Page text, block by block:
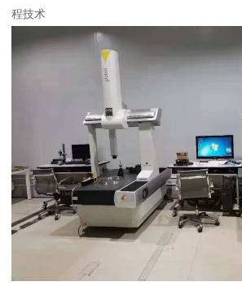
程技术